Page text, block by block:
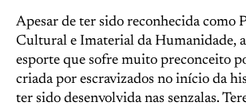
Apesar de ter sido reconhecida como
Cultural e Imaterial da Humanidade,
esporte que sofre muito preconceito
criada por escravizados no início da
ter sido desenvolvida nas senzalas.